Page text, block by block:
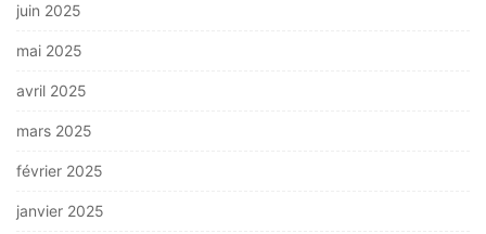
juin 2025
mai 2025
avril 2025
mars 2025
février 2025
janvier 2025